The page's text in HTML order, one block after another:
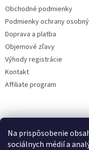
Na prispôsobenie
sociálnych médií a
Obchodné podmienky
Podmienky ochrany
Doprava a platba
Objemové zľavy
Výhody registrácie
Kontakt
Affiliate program